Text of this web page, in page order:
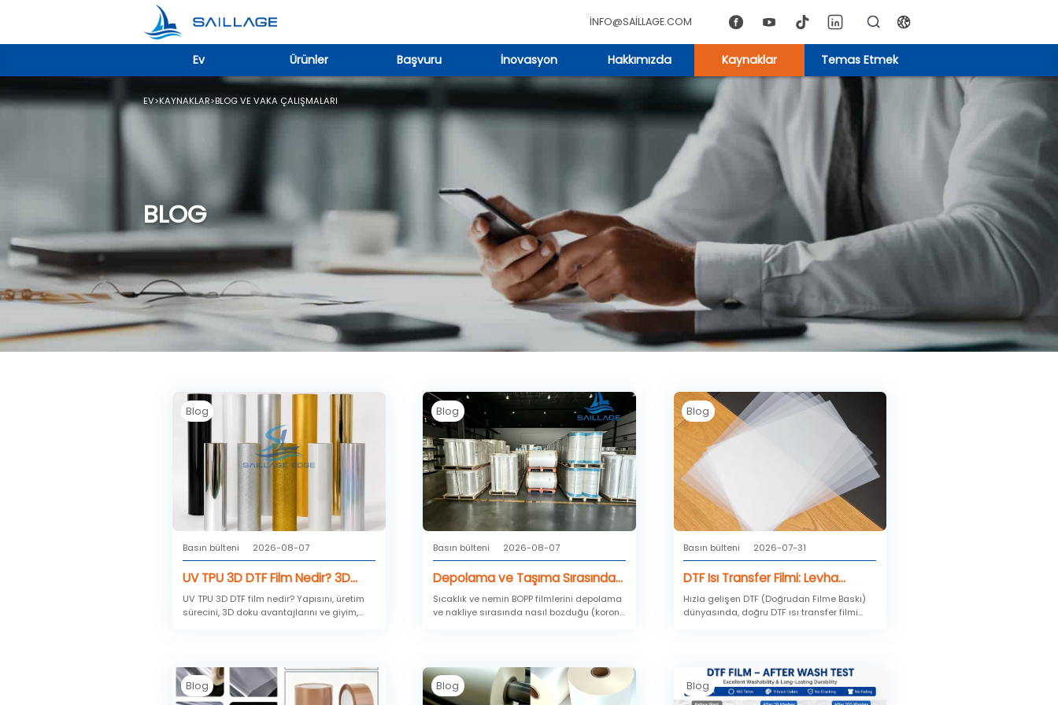
INFO@SAILLAGE.COM
Ev Ürünler Başvuru İnovasyon Hakkımızda Kaynaklar Temas Etmek
BLOG
EV>KAYNAKLAR>BLOG VE VAKA ÇALIŞMALARI
Blog
Basın bülteni 2026-08-07
UV TPU 3D DTF Film Nedir? 3D
Doku Transfer Kılavuzu
UV TPU 3D DTF film nedir? Yapısını, üretim
sürecini, 3D doku avantajlarını ve giyim,
Blog
Basın bülteni 2026-08-07
Depolama ve Taşıma Sırasında
Nem ve Sıcaklığın BOPP Filmi Nasıl
Etkilediği
Sıcaklık ve nemin BOPP filmlerini depolama
ve nakliye sırasında nasıl bozduğu (korona
yöntemleri.
Blog
Basın bülteni 2026-07-31
DTF Isı Transfer Filmi: Levha
(A3/A4) veya Rulo
(30cm/60cm) — Baskı Hacminize
Hızla gelişen DTF (Doğrudan Filme Baskı)
dünyasında, doğru DTF ısı transfer filmi
kalitesini doğrudan etkiliyor.
Blog Blog Blog